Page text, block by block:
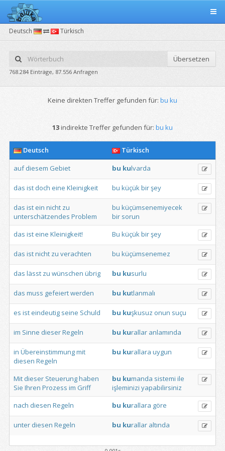
Deutsch Türkisch
Übersetzen
768.284 Einträge, 87.556 Anfragen
Keine direkten Treffer gefunden für: bu ku
13indirekte Treffer gefunden für: bu ku
Deutsch
Türkisch
auf diesem Gebiet bu kulvarda
das ist doch eine Kleinigkeit bu küçükbirşey
das ist ein nicht zu
unterschätzendes Problem
bu küçümsenemiyecek
bir sorun
das ist eine Kleinigkeit! Bu küçükbirşey
das istnicht zu verachten bu küçümsenemez
das lässt zu wünschen übrig bu kusurlu
das muss gefeiertwerden bu kutlanmalı
es ist eindeutig seine Schuld bu kuşkusuz onun suçu
im Sinne dieserRegeln bu kurallar anlamında
in Übereinstimmungmit
diesen Regeln
bu kurallara uygun
Mit dieser Steuerunghaben
Sie Ihren Prozess im Griff
bu kumanda sistemi ile
işleminizi yapabilirsiniz
nach diesen Regeln bu kurallara göre
unter diesen Regeln bu kurallar altında